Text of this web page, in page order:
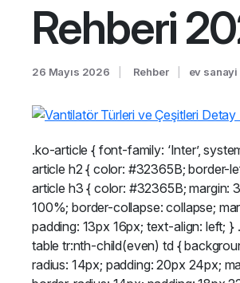
Rehberi
26 Mayıs 2026 Rehber ev sanayi
.ko-article { font-family: ‘Inter’,
article h2 { color: #32365B; border-
article h3 { color: #32365B; margin:
100%; border-collapse: collapse;
padding: 13px 16px; text-align: left;
table tr:nth-child(even) td {
radius: 14px; padding: 20px 24px;